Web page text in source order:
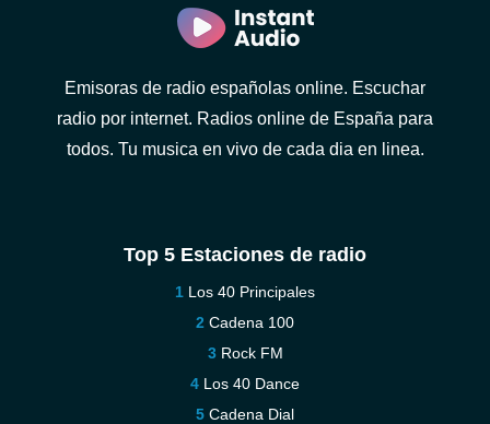
Emisoras de radio españolas online. Escuchar
radio por internet. Radios online de España para
todos. Tu musica en vivo de cada dia en linea.
Top 5 Estaciones de radio
Los 40 Principales
Cadena 100
Rock FM
Los 40 Dance
Cadena Dial